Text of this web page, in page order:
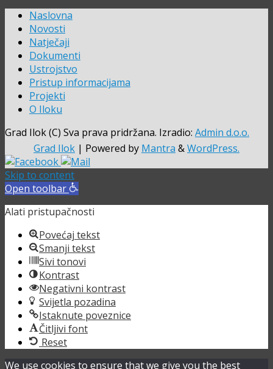
Naslovna
Novosti
Natječaji
Dokumenti
Ustrojstvo
Pristup informacijama
Projekti
O Iloku
Grad Ilok (C) Sva prava pridržana. Izradio: Admin d.o.o.
Grad Ilok | Powered by Mantra &WordPress.
Skip to content
Open toolbar
Alati pristupačnosti
Povećaj tekst
Smanji tekst
Sivi tonovi
Kontrast
Negativni kontrast
Svijetla pozadina
Istaknute poveznice
Čitljivi font
Reset
We use cookies to ensure that we give you the best